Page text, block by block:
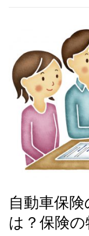
自動車保
は？保険